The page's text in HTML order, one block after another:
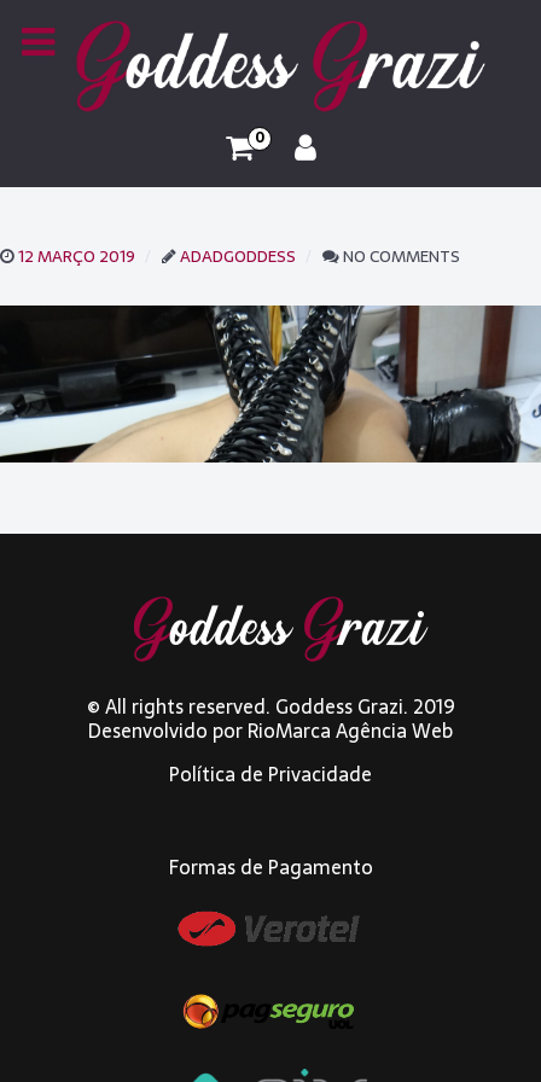
0
12 MARÇO 2019 ADADGODDESS NO COMMENTS
© All rights reserved. Goddess Grazi. 2019
Desenvolvido porRioMarca Agência Web
Política de Privacidade
Formas de Pagamento